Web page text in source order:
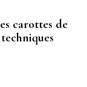
carottes de